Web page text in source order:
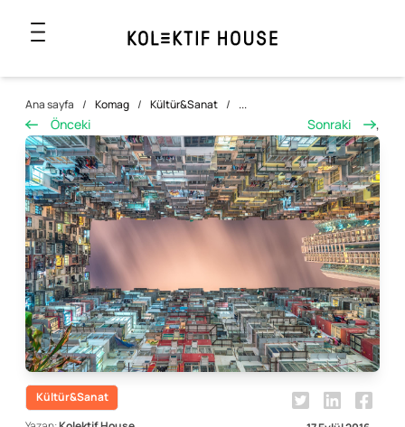
Ana sayfa / Komag / Kültür&Sanat / ...
Önceki Sonraki ,
Kültür&Sanat